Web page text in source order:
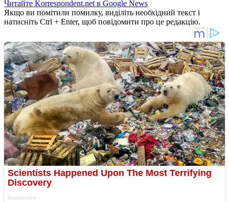
Читайте Korrespondent.net в Google News
Якщо ви помітили помилку, виділіть необхідний текст і
натисніть Ctrl + Enter, щоб повідомити про це редакцію.